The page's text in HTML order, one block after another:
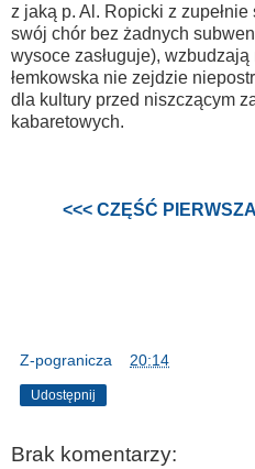
z jaką p. Al. Ropicki z zupełnie
swój chór bez żadnych
wysoce zasługuje),
łemkowska nie zejdzie
dla kultury przed niszczącym
kabaretowych.
<<< CZĘŚĆ
Z-pogranicza 20:14
Udostępnij
Brak komentarzy: